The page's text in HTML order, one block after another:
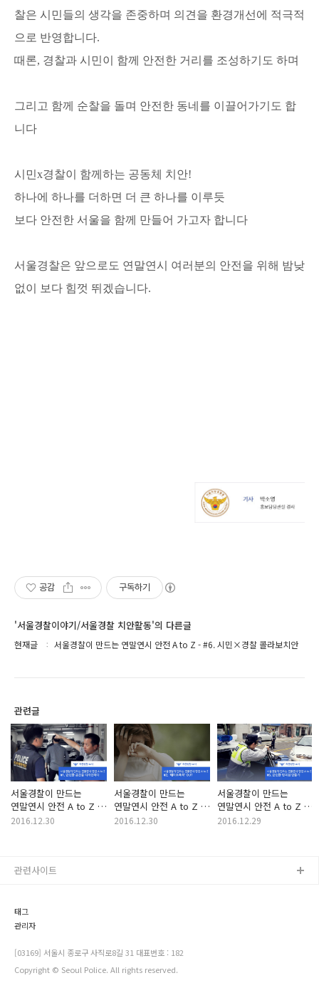
찰은 시민들의 생각을 존중하며 의견을 환경개선에 적극적
으로 반영합니다.
때론, 경찰과 시민이 함께 안전한 거리를 조성하기도 하며
그리고 함께 순찰을 돌며 안전한 동네를 이끌어가기도 합
니다
시민x경찰이 함께하는 공동체 치안!
하나에 하나를 더하면 더 큰 하나를 이루듯
보다 안전한 서울을 함께 만들어 가고자 합니다
서울경찰은 앞으로도 연말연시 여러분의 안전을 위해 밤낮
없이 보다 힘껏 뛰겠습니다.
공감 구독하기
'서울경찰이야기/서울경찰 치안활동'의 다른글
현재글 서울경찰이 만드는 연말연시 안전 A to Z - #6. 시민×경찰 콜라보치안
관련글
서울경찰이 만드는
연말연시 안전 A to Z -
#1. 안전한 공간을
2016.12.30
서울경찰이 만드는
연말연시 안전 A to Z -
#2. '데이트폭력' OUT
2016.12.30
서울경찰이 만드는
연말연시 안전 A to Z -
#5. 안전한 편의점
2016.12.29
태그
관리자
[03169] 서울시 종로구 사직로8길 31 대표번호 : 182
Copyright © Seoul Police. All rights reserved.
관련사이트